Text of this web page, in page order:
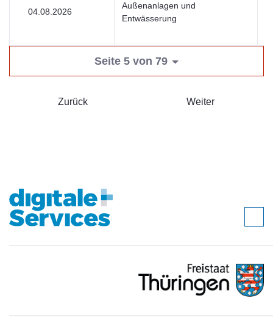
04.08.2026
Außenanlagen und
Entwässerung
Seite 5 von 79
Zurück Weiter